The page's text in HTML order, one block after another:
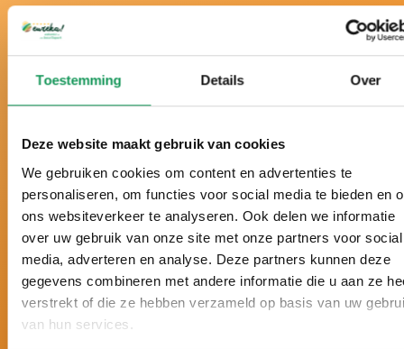
Toestemming Details Over
Deze website maakt gebruik van cookies
We gebruiken cookies om content en advertenties te
personaliseren, om functies voor social media te bieden en
ons websiteverkeer te analyseren. Ook delen we informatie
over uw gebruik van onze site met onze partners voor social
media, adverteren en analyse. Deze partners kunnen deze
gegevens combineren met andere informatie die u aan ze
verstrekt of die ze hebben verzameld op basis van uw
van hun services.
Al meer dan 50 jaar hét vakantiepark midden in de
Al drie jaar verkozen tot beste vakantiepark van
Nederland.
Award en beoordeeld met 9,5+.
Vakantie op maat, met een persoonlijke
benadering en geheel volgens úw wensen.
5 sterren luxe: grote villa’s, moderne inrichting,
volop wellnessmogelijkheden en veel rust en
ruimte rondom de accommodaties.